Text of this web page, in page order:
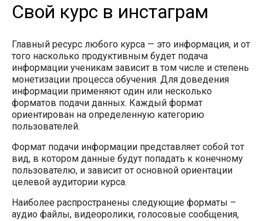
Свой курс в инстаграм
Главный ресурс любого курса — это информация, и от
того насколько продуктивным будет подача
информации ученикам зависит в том числе и степень
монетизации процесса обучения. Для доведения
информации применяют один или несколько
форматов подачи данных. Каждый формат
ориентирован на определенную категорию
пользователей.
Формат подачи информации представляет собой тот
вид, в котором данные будут попадать к конечному
пользователю, и зависит от основной ориентации
целевой аудитории курса.
Наиболее распространены следующие форматы –
аудио файлы, видеоролики, голосовые сообщения,